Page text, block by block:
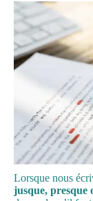
Lorsque nous
jusque, presque